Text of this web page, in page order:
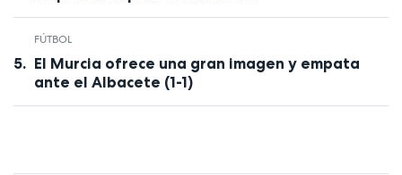
FÚTBOL
El Murcia ofrece una gran imagen y empata
ante el Albacete (1-1)